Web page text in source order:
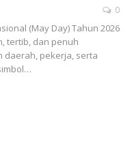
0
(May Day) Tahun 2026
tertib, dan penuh
daerah, pekerja, serta